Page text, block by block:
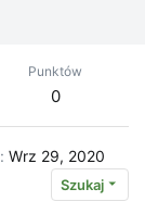
Punktów
0
Wrz 29, 2020
Szukaj